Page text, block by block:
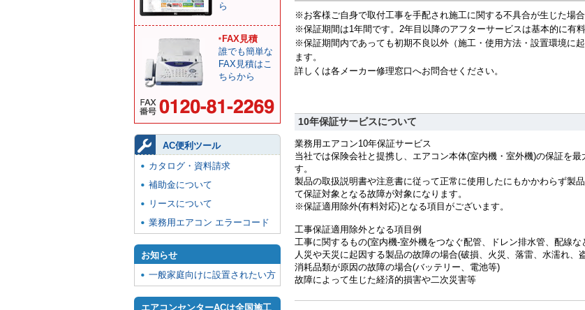
※お客様ご自身で取付工事を手配され施工に関する不具合が生じた場
※保証期間は1年間です。2年目以降のアフターサービスは基本的に有料
※保証期間内であっても初期不良以外（施工・使用方法・設置環境に
ます。
詳しくは各メーカー修理窓口へお問合せください。
10年保証サービスについて
業務用エアコン10年保証サービス
当社では保険会社と提携し、エアコン本体(室内機・室外機)の保証を
す。
製品の取扱説明書や注意書に従って正常に使用したにもかかわらず製
て保証対象となる故障が対象になります。
※保証適用除外(有料対応)となる項目がございます。
工事保証適用除外となる項目例
工事に関するもの(室内機-室外機をつなぐ配管、ドレン排水管、配線な
人災や天災に起因する製品の故障の場合(破損、火災、落雷、水濡れ、
消耗品類が原因の故障の場合(バッテリー、電池等)
故障によって生じた経済的損害や二次災害等
ら
FAX見積
誰でも簡単な
FAX見積はこ
ちらから
AC便利ツール
カタログ・資料請求
補助金について
リースについて
業務用エアコン エラーコード
お知らせ
一般家庭向けに設置されたい方
エアコンセンターACは全国施工